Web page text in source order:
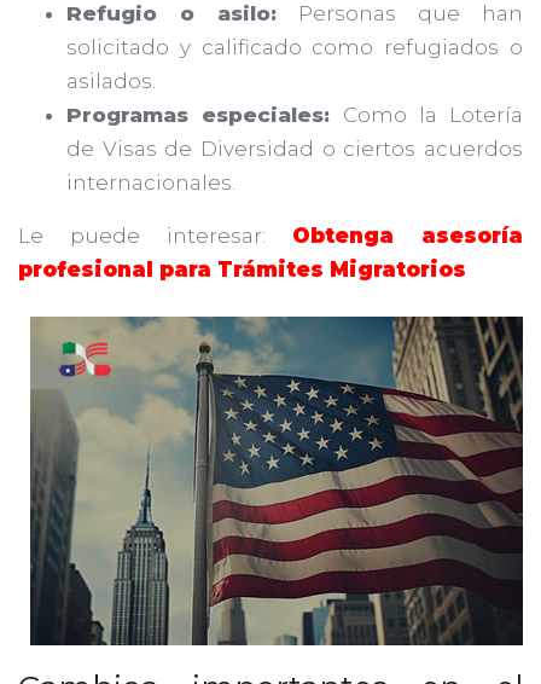
Refugio o asilo: Personas que han
solicitado y calificado como refugiados o
asilados.
Programas especiales: Como la Lotería
de Visas de Diversidad o ciertos acuerdos
internacionales.
Le puede interesar: Obtenga asesoría
profesional para Trámites Migratorios